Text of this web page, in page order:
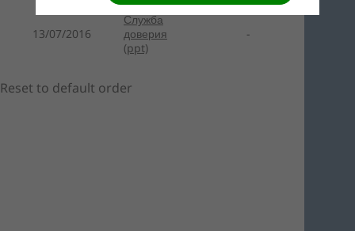
13/07/2016
Служба
доверия
(ppt)
-
Reset to default order